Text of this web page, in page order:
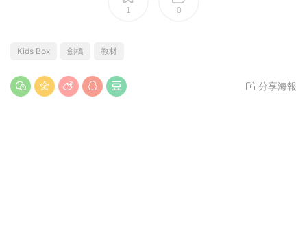
1 0
Kids Box 劍橋 教材
分享海報